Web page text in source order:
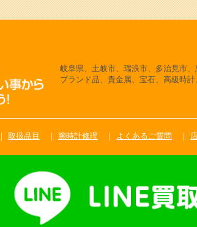
岐阜県、土岐市、瑞浪市、多治見市
ブランド品、貴金属、宝石、高級時
取扱品目 腕時計修理 よくあるご質問